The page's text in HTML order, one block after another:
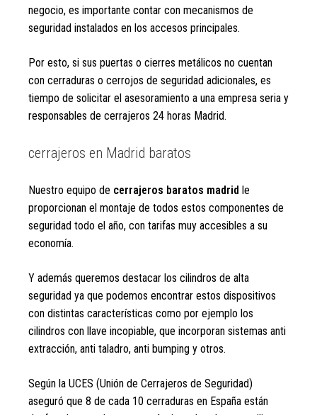
negocio, es importante contar con mecanismos de
seguridad instalados en los accesos principales.
Por esto, si sus puertas o cierres metálicos no cuentan
con cerraduras o cerrojos de seguridad adicionales, es
tiempo de solicitar el asesoramiento a una empresa seria y
responsables de cerrajeros 24 horas Madrid.
cerrajeros en Madrid baratos
Nuestro equipo de cerrajeros baratos madrid le
proporcionan el montaje de todos estos componentes de
seguridad todo el año, con tarifas muy accesibles a su
economía.
Y además queremos destacar los cilindros de alta
seguridad ya que podemos encontrar estos dispositivos
con distintas características como por ejemplo los
cilindros con llave incopiable, que incorporan sistemas anti
extracción, anti taladro, anti bumping y otros.
Según la UCES (Unión de Cerrajeros de Seguridad)
aseguró que 8 de cada 10 cerraduras en España están